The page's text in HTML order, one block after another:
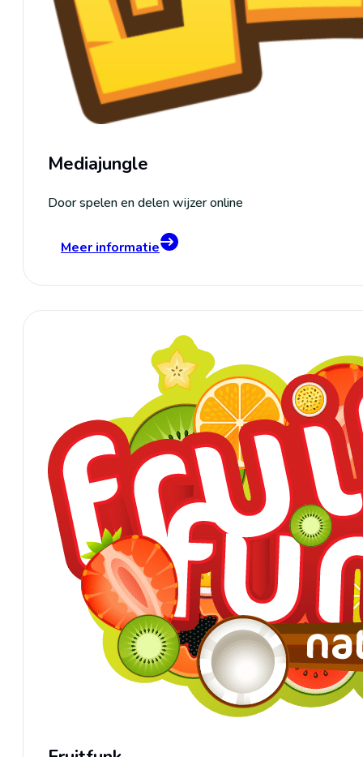
Mediajungle
Door spelen en delen wijzer online
Meer informatie